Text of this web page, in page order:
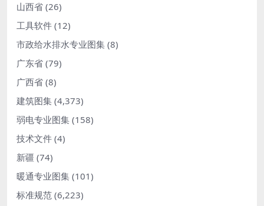
山西省 (26)
工具软件 (12)
市政给水排水专业图集 (8)
广东省 (79)
广西省 (8)
建筑图集 (4,373)
弱电专业图集 (158)
技术文件 (4)
新疆 (74)
暖通专业图集 (101)
标准规范 (6,223)